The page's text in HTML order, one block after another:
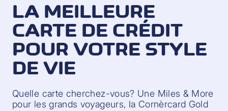
LA MEILLEURE
CARTE DE CRÉDIT
POUR VOTRE STYLE
DE VIE
Quelle carte cherchez-vous? Une Miles & More
pour les grands voyageurs, la Cornèrcard Gold